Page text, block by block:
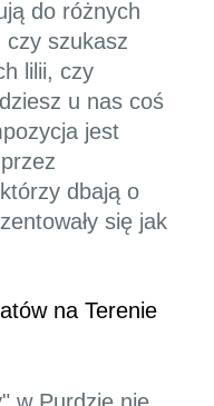
do różnych
czy szukasz
lilii, czy
u nas coś
jest
dbają o
się jak
na Terenie